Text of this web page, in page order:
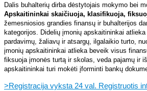
Dalis buhalterių dirba dėstytojais mokymo bei
Apskaitininkai skaičiuoja, klasifikuoja,
žemesniosios grandies finansų ir buhalterijos
kategorijos. Didelių įmonių apskaitininkai
pardavimų, žaliavų ir atsargų, ilgalaikio turto,
įmonių apskaitininkai atlieka beveik visus
fiksuoja įmonės turtą ir skolas, veda pajamų ir
apskaitininkai turi mokėti įforminti bankų
>Registracija vyksta 24 val. Registruotis